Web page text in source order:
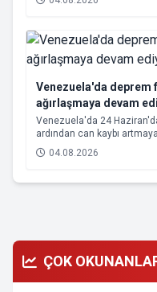
kalabilmek için kritik
Venezuela'da deprem
ağırlaşmaya devam
Venezuela'da 24
ardından can kaybı
04.08.2026
ÇOK